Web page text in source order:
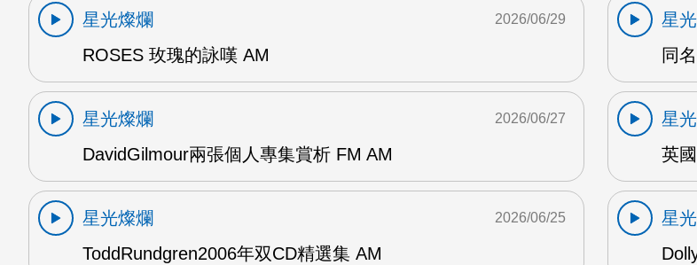
星光燦爛
ROSES 玫瑰的詠嘆 AM
2026/06/29
星
同
星光燦爛
DavidGilmour兩張個人專集賞析 FM AM
2026/06/27
星
英
星光燦爛
ToddRundgren2006年双CD精選集 AM
2026/06/25
星